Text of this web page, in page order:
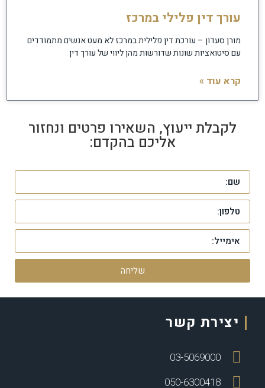
עורך דין פלילי במרכז
מורן סעדון – עורכת דין פלילית במרכז לא מעט אנשים מתמודדים
עם סיטואציות שונות שדורשות מהן ליווי של עורך דין
קרא עוד »
לקבלת ייעוץ, השאירו פרטים ונחזור
אליכם בהקדם:
שליחה
יצירת קשר
03-5069000
050-6300418